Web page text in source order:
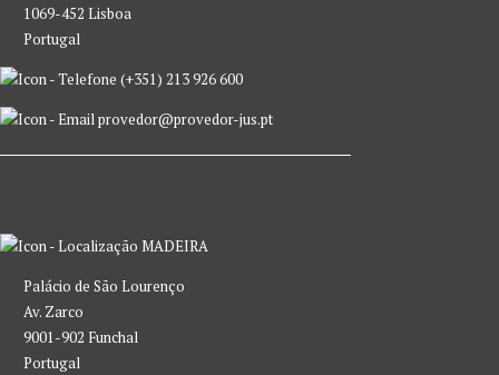
1069-452 Lisboa
Portugal
(+351) 213 926 600
provedor@provedor-jus.pt
MADEIRA
Palácio de São Lourenço
Av. Zarco
9001-902 Funchal
Portugal